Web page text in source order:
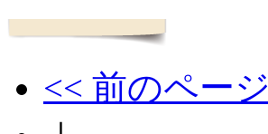
<< 前のページ